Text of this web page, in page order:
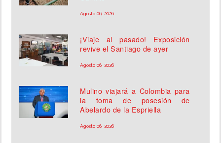
Agosto 06, 2026
¡Viaje al pasado! Exposición
revive el Santiago de ayer
Agosto 06, 2026
Mulino viajará a Colombia para
la toma de posesión de
Abelardo de la Espriella
Agosto 06, 2026